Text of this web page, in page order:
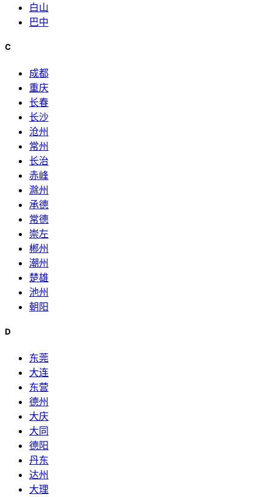
白山
巴中
C
成都
重庆
长春
长沙
沧州
常州
长治
赤峰
滁州
承德
常德
崇左
郴州
潮州
楚雄
池州
朝阳
D
东莞
大连
东营
德州
大庆
大同
德阳
丹东
达州
大理